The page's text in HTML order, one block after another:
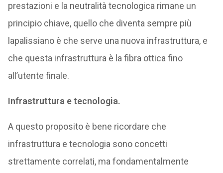
prestazioni e la neutralità tecnologica rimane un
principio chiave, quello che diventa sempre più
lapalissiano è che serve una nuova infrastruttura, e
che questa infrastruttura è la fibra ottica fino
all’utente finale.
Infrastruttura e tecnologia.
A questo proposito è bene ricordare che
infrastruttura e tecnologia sono concetti
strettamente correlati, ma fondamentalmente